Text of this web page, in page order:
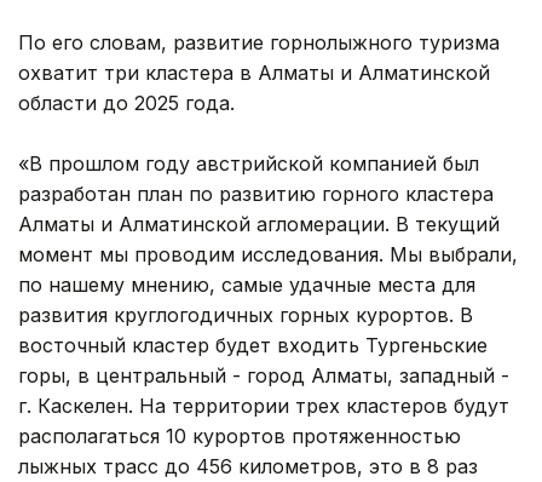
По его словам, развитие горнолыжного туризма
охватит три кластера в Алматы и Алматинской
области до 2025 года.
«В прошлом году австрийской компанией был
разработан план по развитию горного кластера
Алматы и Алматинской агломерации. В текущий
момент мы проводим исследования. Мы выбрали,
по нашему мнению, самые удачные места для
развития круглогодичных горных курортов. В
восточный кластер будет входить Тургеньские
горы, в центральный - город Алматы, западный -
г. Каскелен. На территории трех кластеров будут
располагаться 10 курортов протяженностью
лыжных трасс до 456 километров, это в 8 раз